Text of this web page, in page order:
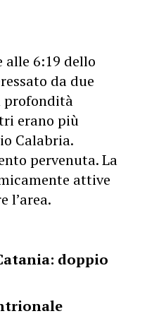
alle 6:19 dello
da due
profondità
erano più
Calabria.
pervenuta. La
attive
l’area.
doppio